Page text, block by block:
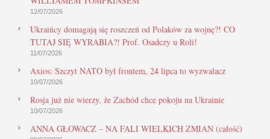
12/07/2026
Ukraińcy domagają się roszczeń od Polaków za wojnę?! CO
TUTAJ SIĘ WYRABIA?! Prof. Osadczy u Roli!
11/07/2026
Axios: Szczyt NATO był frontem, 24 lipca to wyzwalacz
10/07/2026
Rosja już nie wierzy, że Zachód chce pokoju na Ukrainie
10/07/2026
ANNA GŁOWACZ – NA FALI WIELKICH ZMIAN (całość)